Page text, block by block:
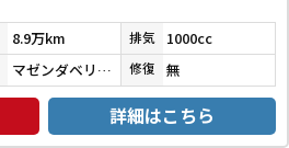
8.9万km 排気 1000cc
マゼンダベリーマイカメタリック／ブラックマイカメタリック 修復 無
詳細はこちら